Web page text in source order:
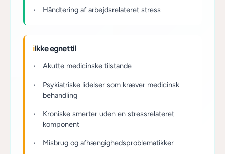
Håndtering af arbejdsrelateret stress
ℹIkke egnet til
Akutte medicinske tilstande
Psykiatriske lidelser som kræver medicinsk
behandling
Kroniske smerter uden en stressrelateret
komponent
Misbrug og afhængighedsproblematikker